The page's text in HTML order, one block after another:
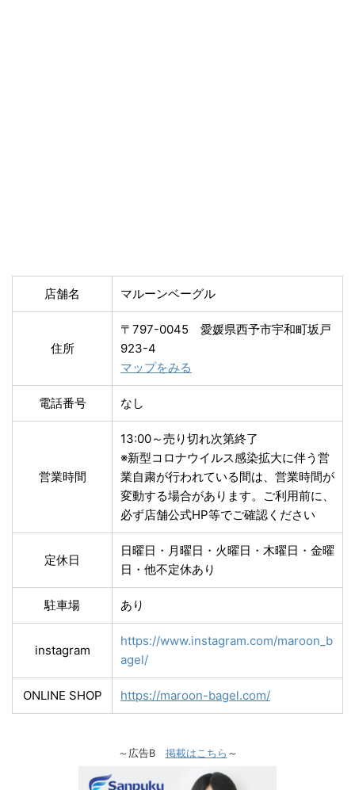
店舗名 マルーンベーグル
住所
〒797-0045 愛媛県西予市宇和町坂戸
923-4
マップをみる
電話番号 なし
営業時間
13:00～売り切れ次第終了
※新型コロナウイルス感染拡大に伴う営
業自粛が行われている間は、営業時間が
変動する場合があります。ご利用前に、
必ず店舗公式HP等でご確認ください
定休日
日曜日・月曜日・火曜日・木曜日・金曜
日・他不定休あり
駐車場 あり
instagram
https://www.instagram.com/maroon_b
agel/
ONLINE SHOP https://maroon-bagel.com/
～広告B 掲載はこちら ～